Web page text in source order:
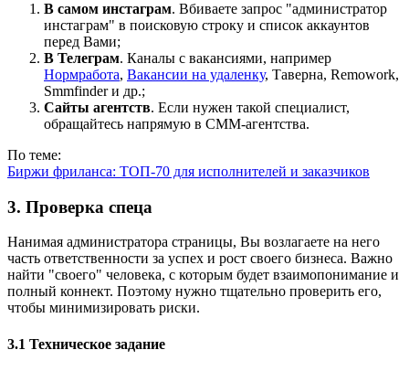
В самом инстаграм. Вбиваете запрос "администратор
инстаграм" в поисковую строку и список аккаунтов
перед Вами;
В Телеграм. Каналы с вакансиями, например
Нормработа, Вакансии на удаленку, Таверна, Remowork,
Smmfinder и др.;
Сайты агентств. Если нужен такой специалист,
обращайтесь напрямую в СММ-агентства.
По теме:
Биржи фриланса: ТОП-70 для исполнителей и заказчиков
3. Проверка спеца
Нанимая администратора страницы, Вы возлагаете на него
часть ответственности за успех и рост своего бизнеса. Важно
найти "своего" человека, с которым будет взаимопонимание и
полный коннект. Поэтому нужно тщательно проверить его,
чтобы минимизировать риски.
3.1 Техническое задание